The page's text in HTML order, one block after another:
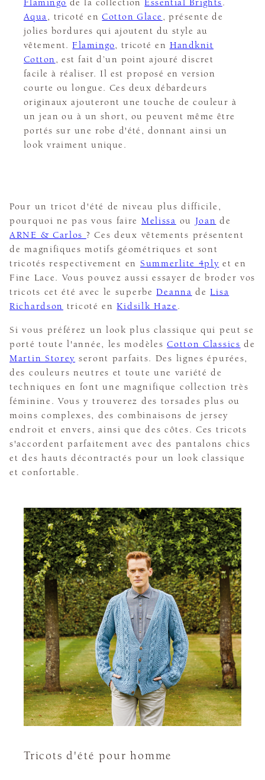
Flamingo de la collection Essential Brights.
Aqua, tricoté enCotton Glace, présente de
jolies bordures qui ajoutent du style au
vêtement.Flamingo, tricoté en Handknit
Cotton, est fait d’un point ajouré discret
facile à réaliser. Il est proposé en version
courte ou longue. Ces deux débardeurs
originaux ajouteront une touche de couleur à
un jean ou à un short, ou peuvent même être
portés sur une robe d'été, donnant ainsi un
look vraiment unique.
Pour un tricot d'été de niveau plus difficile,
pourquoi ne pas vous faire Melissa ou Joan de
ARNE & Carlos ? Ces deux vêtements présentent
de magnifiques motifs géométriques et sont
tricotés respectivement en Summerlite 4ply et en
Fine Lace. Vous pouvez aussi essayer de broder vos
tricots cet été avec le superbeDeanna deLisa
Richardson tricoté enKidsilk Haze.
Si vous préférez un look plus classique qui peut se
porté toute l'année, les modèlesCotton Classics de
Martin Storey seront parfaits. Des lignes épurées,
des couleurs neutres et toute une variété de
techniques en font une magnifique collection très
féminine. Vous y trouverez des torsades plus ou
moins complexes, des combinaisons de jersey
endroit et envers, ainsi que des côtes. Ces tricots
s'accordent parfaitement avec des pantalons chics
et des hauts décontractés pour un look classique
et confortable.
Tricots d'été pour homme